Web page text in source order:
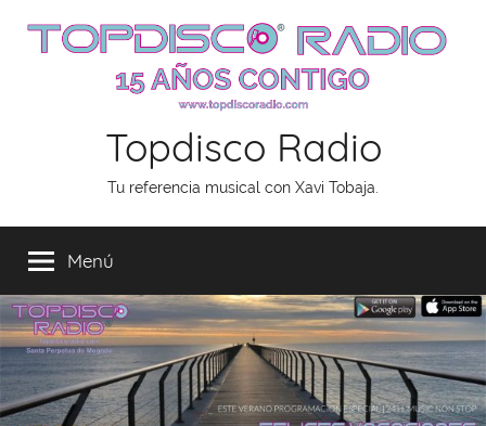
Topdisco Radio
Tu referencia musical con Xavi Tobaja.
Menú